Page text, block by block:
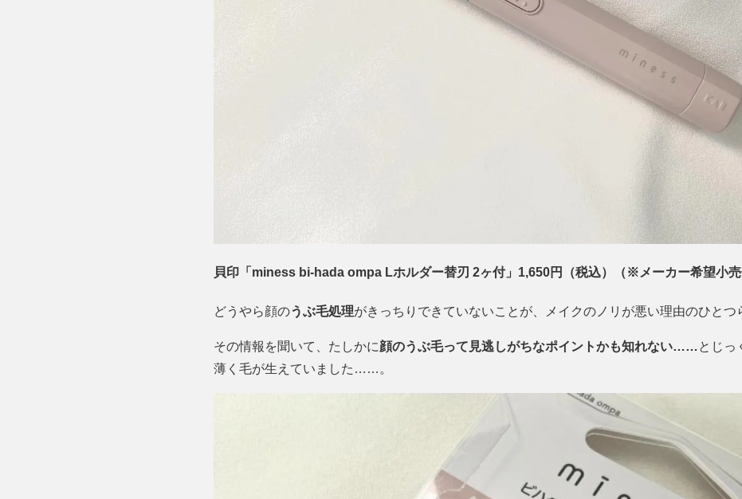
貝印「miness bi-hada ompa Lホルダー替刃 2ヶ付」1,650円（税込）（※メーカー希望小売
どうやら顔のうぶ毛処理がきっちりできていないことが、メイクのノリが悪い理由のひとつ
その情報を聞いて、たしかに顔のうぶ毛って見逃しがちなポイントかも知れない……とじっ
薄く毛が生えていました……。